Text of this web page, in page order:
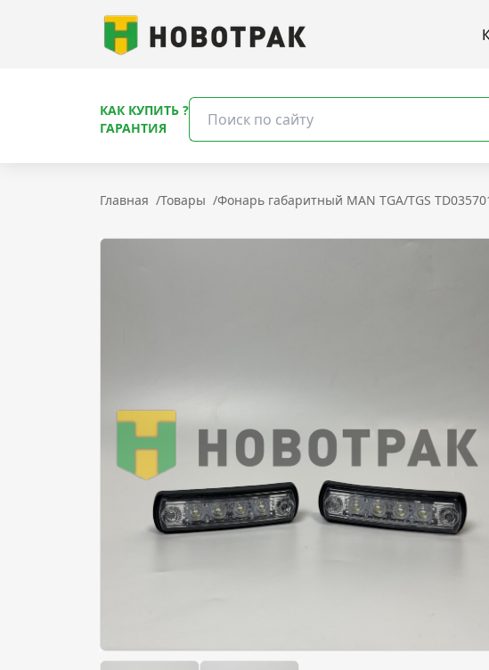
КАК КУПИТЬ ?
ГАРАНТИЯ
Главная /Товары /Фонарь габаритный MAN TGA/TGS